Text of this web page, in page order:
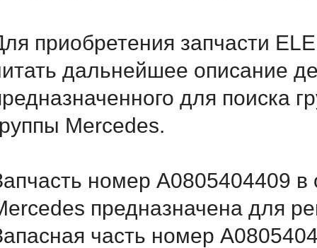
приобретения запчасти
дальнейшее описание
для поиска
Mercedes.
номер A0805404409 в
предназначена для
часть номер